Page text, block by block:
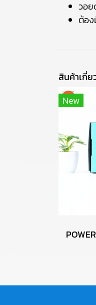
วอ
ต้อ
สินค้าเกี่ย
New